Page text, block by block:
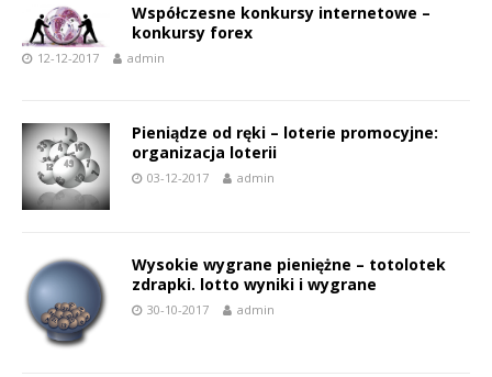
Współczesne konkursy internetowe –
konkursy forex
12-12-2017 admin
Pieniądze od ręki – loterie promocyjne:
organizacja loterii
03-12-2017 admin
Wysokie wygrane pieniężne – totolotek
zdrapki. lotto wyniki i wygrane
30-10-2017 admin